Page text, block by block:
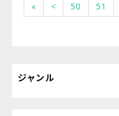
« < 50 51
ジャンル